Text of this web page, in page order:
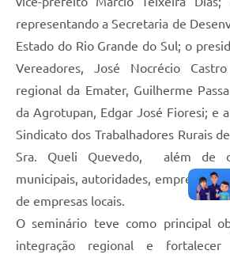
representando a Secretaria de
Estado do Rio Grande do Sul; o
Vereadores, José Nocrécio
regional da Emater, Guilherme
da Agrotupan, Edgar José Fioresi; e
Sindicato dos Trabalhadores Rurais
Sra. Queli Quevedo, além de
municipais, autoridades,
de empresas locais.
O seminário teve como principal
integração regional e fortalecer